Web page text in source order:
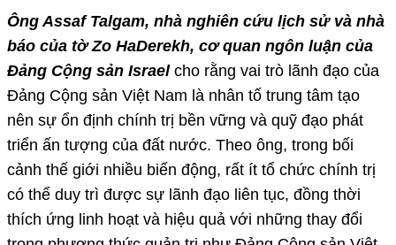
Ông Assaf Talgam, nhà nghiên cứu lịch sử và nhà
báo của tờ Zo HaDerekh, cơ quan ngôn luận của
Đảng Cộng sản Israel cho rằng vai trò lãnh đạo của
Đảng Cộng sản Việt Nam là nhân tố trung tâm tạo
nên sự ổn định chính trị bền vững và quỹ đạo phát
triển ấn tượng của đất nước. Theo ông, trong bối
cảnh thế giới nhiều biến động, rất ít tổ chức chính trị
có thể duy trì được sự lãnh đạo liên tục, đồng thời
thích ứng linh hoạt và hiệu quả với những thay đổi